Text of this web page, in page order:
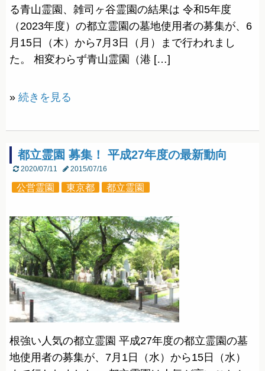
る青山霊園、雑司ヶ谷霊園の結果は 令和5年度
（2023年度）の都立霊園の墓地使用者の募集が、6
月15日（木）から7月3日（月）まで行われまし
た。 相変わらず青山霊園（港 […]
» 続きを見る
都立霊園 募集！ 平成27年度の最新動向
2020/07/11 2015/07/16
公営霊園 東京都 都立霊園
根強い人気の都立霊園 平成27年度の都立霊園の墓
地使用者の募集が、7月1日（水）から15日（水）